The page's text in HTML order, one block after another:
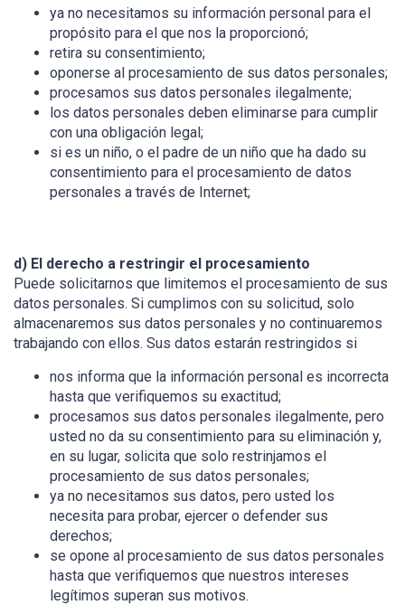
ya no necesitamos su información personal para el
propósito para el que nos la proporcionó;
retira su consentimiento;
oponerse al procesamiento de sus datos personales;
procesamos sus datos personales ilegalmente;
los datos personales deben eliminarse para cumplir
con una obligación legal;
si es un niño, o el padre de un niño que ha dado su
consentimiento para el procesamiento de datos
personales a través de Internet;
d) El derecho a restringir el procesamiento
Puede solicitarnos que limitemos el procesamiento de sus
datos personales. Si cumplimos con su solicitud, solo
almacenaremos sus datos personales y no continuaremos
trabajando con ellos. Sus datos estarán restringidos si
nos informa que la información personal es incorrecta
hasta que verifiquemos su exactitud;
procesamos sus datos personales ilegalmente, pero
usted no da su consentimiento para su eliminación y,
en su lugar, solicita que solo restrinjamos el
procesamiento de sus datos personales;
ya no necesitamos sus datos, pero usted los
necesita para probar, ejercer o defender sus
derechos;
se opone al procesamiento de sus datos personales
hasta que verifiquemos que nuestros intereses
legítimos superan sus motivos.